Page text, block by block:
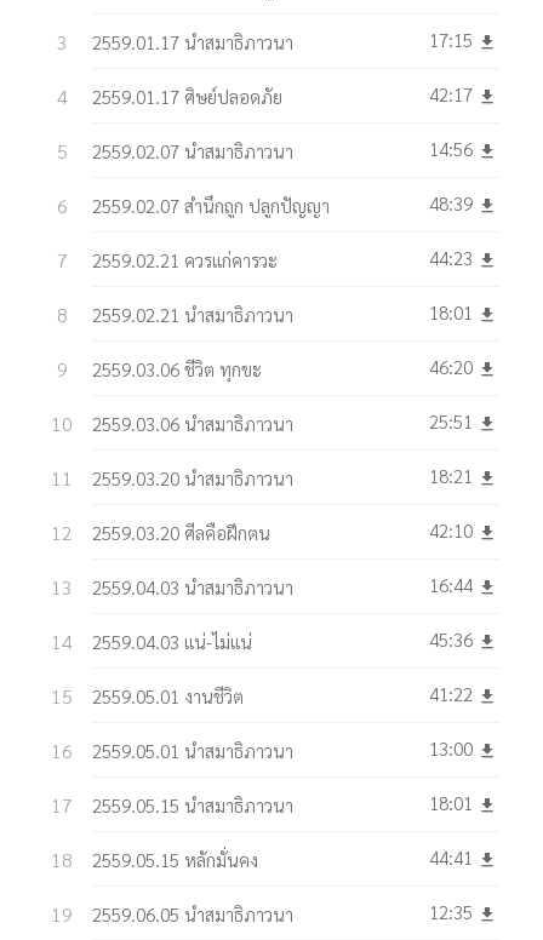
2559.01.17 นำสมาธิภาวนา 17:15 get_app
2559.01.17 ศิษย์ปลอดภัย 42:17 get_app
2559.02.07 นำสมาธิภาวนา 14:56 get_app
2559.02.07 สำนึกถูก ปลูกปัญญา 48:39 get_app
2559.02.21 ควรแก่คารวะ 44:23 get_app
2559.02.21 นำสมาธิภาวนา 18:01 get_app
2559.03.06 ชีวิต ทุกขะ 46:20 get_app
2559.03.06 นำสมาธิภาวนา 25:51 get_app
2559.03.20 นำสมาธิภาวนา 18:21 get_app
2559.03.20 ศีลคือฝึกตน 42:10 get_app
2559.04.03 นำสมาธิภาวนา 16:44 get_app
2559.04.03 แน่-ไม่แน่ 45:36 get_app
2559.05.01 งานชีวิต 41:22 get_app
2559.05.01 นำสมาธิภาวนา 13:00 get_app
2559.05.15 นำสมาธิภาวนา 18:01 get_app
2559.05.15 หลักมั่นคง 44:41 get_app
2559.06.05 นำสมาธิภาวนา 12:35 get_app